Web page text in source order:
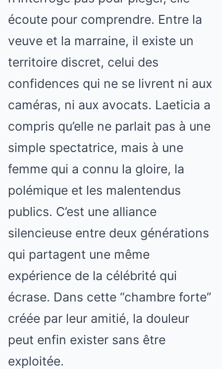
écoute pour comprendre. Entre la
veuve et la marraine, il existe un
territoire discret, celui des
confidences qui ne se livrent ni aux
caméras, ni aux avocats. Laeticia a
compris qu’elle ne parlait pas à une
simple spectatrice, mais à une
femme qui a connu la gloire, la
polémique et les malentendus
publics. C’est une alliance
silencieuse entre deux générations
qui partagent une même
expérience de la célébrité qui
écrase. Dans cette “chambre forte”
créée par leur amitié, la douleur
peut enfin exister sans être
exploitée.